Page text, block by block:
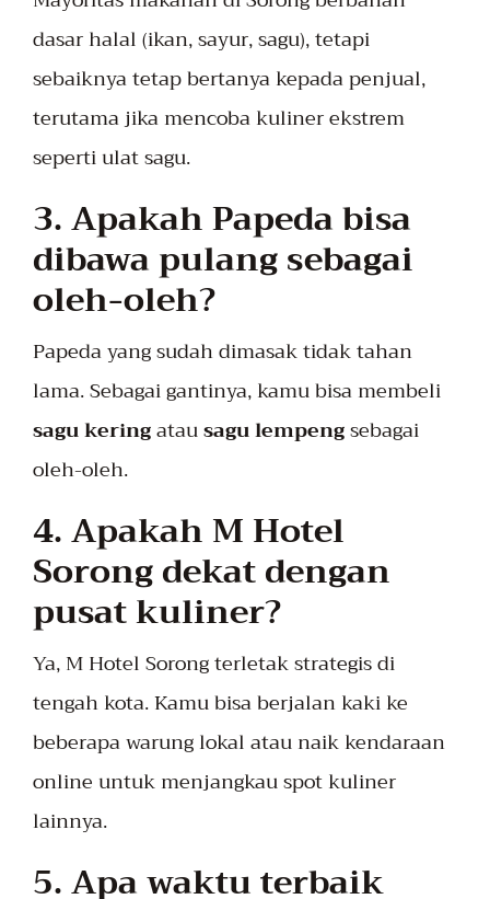
dasar halal (ikan, sayur, sagu), tetapi
sebaiknya tetap bertanya kepada penjual,
terutama jika mencoba kuliner ekstrem
seperti ulat sagu.
3. Apakah Papeda bisa
dibawa pulang sebagai
oleh-oleh?
Papeda yang sudah dimasak tidak tahan
lama. Sebagai gantinya, kamu bisa membeli
sagu keringatausagu lempengsebagai
oleh-oleh.
4. Apakah M Hotel
Sorong dekat dengan
pusat kuliner?
Ya, M Hotel Sorong terletak strategis di
tengah kota. Kamu bisa berjalan kaki ke
beberapa warung lokal atau naik kendaraan
online untuk menjangkau spot kuliner
lainnya.
5. Apa waktu terbaik